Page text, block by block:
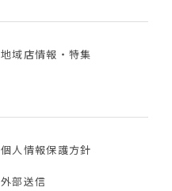
地域店情報・特集
個人情報保護方針
外部送信